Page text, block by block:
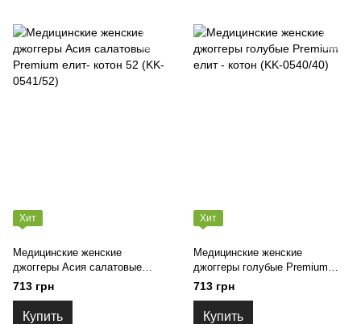
Хит
Медицинские женские
джоггеры Асия салатовые
Premium елит- котон 52 (KK-
0541/52)
713 грн
Купить
Хит
Медицинские женские
джоггеры голубые Premium
елит - котон (KK-0540/40)
713 грн
Купить